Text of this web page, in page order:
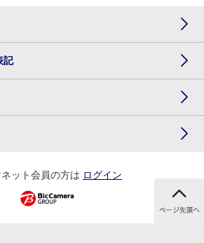
記
ット会員の方は ログイン